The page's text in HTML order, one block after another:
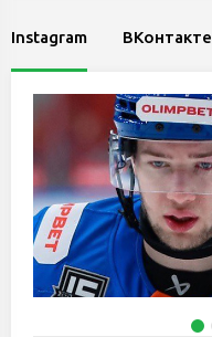
Instagram ВКонтакте